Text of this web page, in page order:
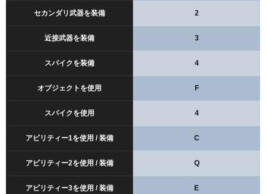
セカンダリ武器を装備 2
近接武器を装備 3
スパイクを装備 4
オブジェクトを使用 F
スパイクを使用 4
アビリティー1を使用 / 装備 C
アビリティー2を使用 / 装備 Q
アビリティー3を使用 / 装備 E